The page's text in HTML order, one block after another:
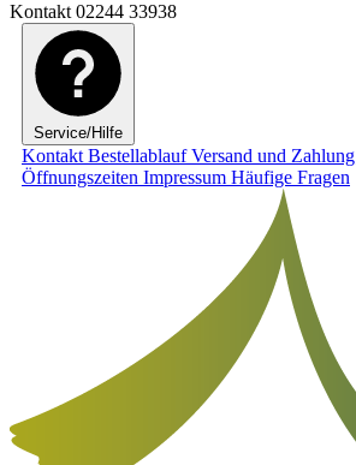
Kontakt 02244 33938
Service/Hilfe
Kontakt BestellablaufVersand und Zahlung
Öffnungszeiten Impressum Häufige Fragen